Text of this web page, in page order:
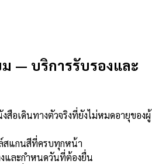
— บริการรับรองและ
อเดินทางตัวจริงที่ยังไม่หมดอายุของผู้
สแกนสีที่ครบทุกหน้า
และกำหนดวันที่ต้องยื่น